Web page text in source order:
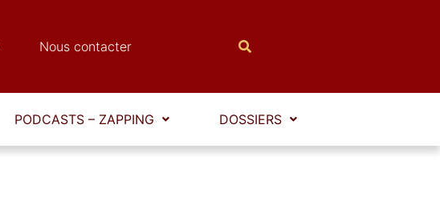
Nous contacter
PODCASTS – ZAPPING DOSSIERS